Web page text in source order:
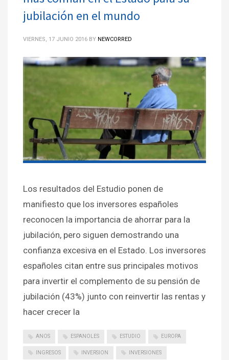
jubilación en el mundo
VIERNES, 17 JUNIO 2016 BY NEWCORRED
Los resultados del Estudio ponen de
manifiesto que los inversores españoles
reconocen la importancia de ahorrar para la
jubilación, pero siguen demostrando una
confianza excesiva en el Estado. Los inversores
españoles citan entre sus principales motivos
para invertir el complemento de su pensión de
jubilación (43%) junto con reinvertir las rentas y
hacer crecer la
ANOS ESPANOLES ESTUDIO EUROPA
INGRESOS INVERSION INVERSIONES